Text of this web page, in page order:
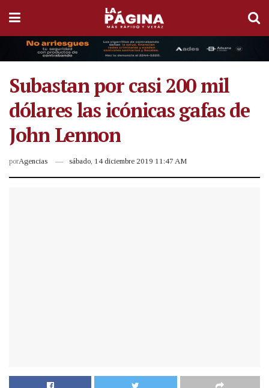
Subastan por casi 200 mil
dólares las icónicas gafas de
John Lennon
porAgencias sábado, 14 diciembre 2019 11:47 AM